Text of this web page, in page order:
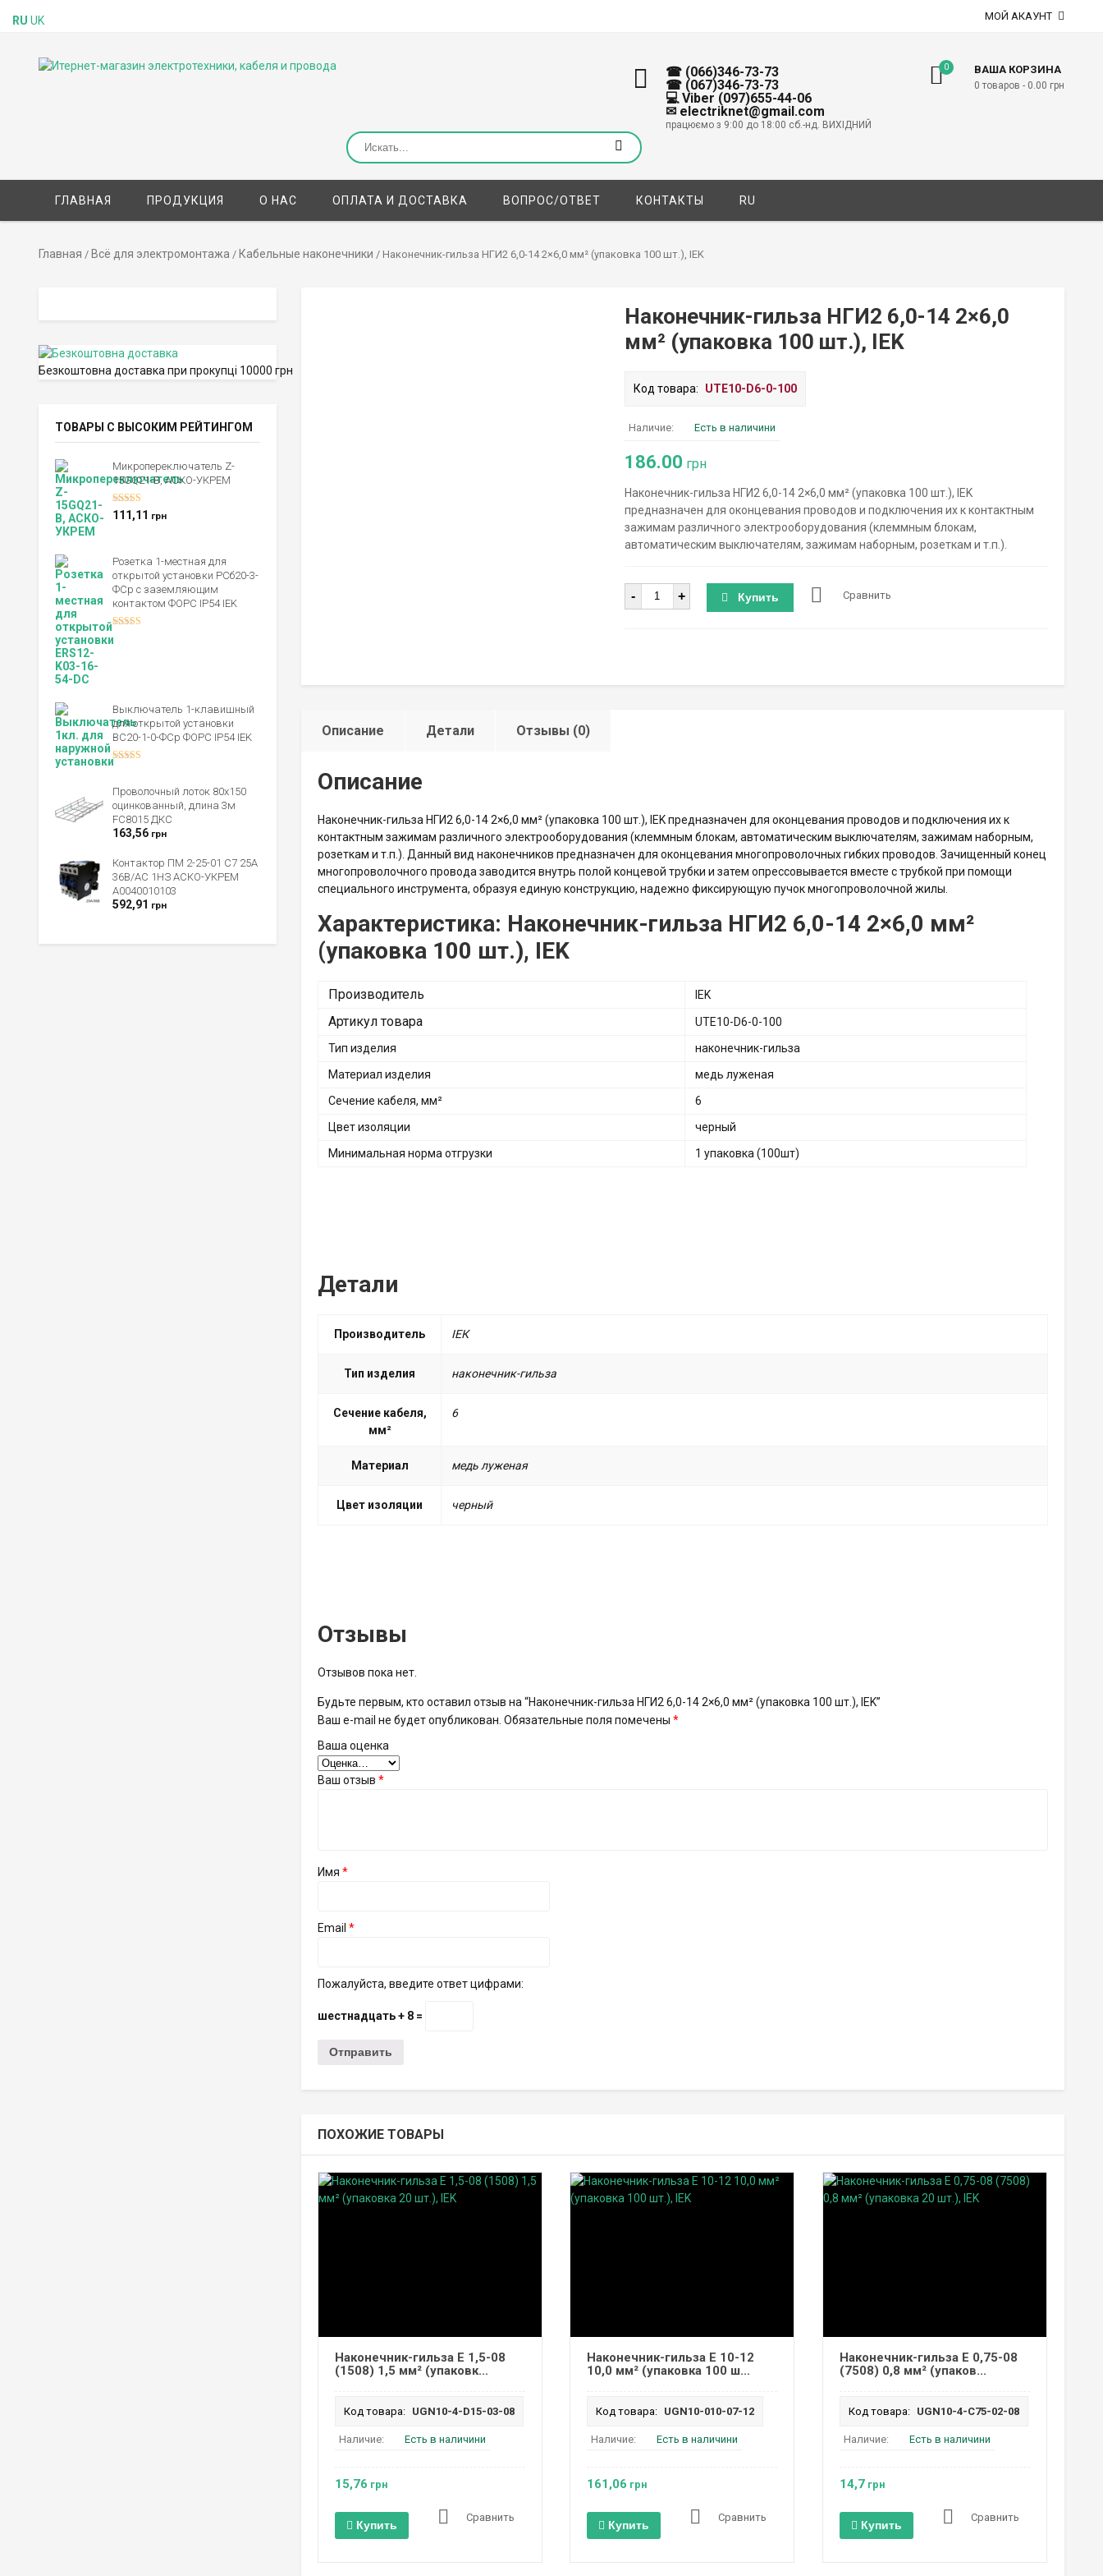
МОЙ АКАУНТ
0 ВАША КОРЗИНА
0 товаров - 0.00 грн
☎ (066)346-73-73
☎ (067)346-73-73
💻 Viber (097)655-44-06
✉ electriknet@gmail.com
працюємо з 9:00 до 18:00 сб.-нд. ВИХІДНИЙ
ГЛАВНАЯ ПРОДУКЦИЯ О НАС ОПЛАТА И ДОСТАВКА ВОПРОС/ОТВЕТ КОНТАКТЫ RU
Главная / Всё для электромонтажа / Кабельные наконечники / Наконечник-гильза НГИ2 6,0-14 2×6,0 мм² (упаковка 100 шт.), IEK
Наконечник-гильза НГИ2 6,0-14 2×6,0
мм² (упаковка 100 шт.), IEK
Код товара: UTE10-D6-0-100
Наличие: Есть в наличини
186.00 грн
Наконечник-гильза НГИ2 6,0-14 2×6,0 мм² (упаковка 100 шт.), IEK
предназначен для оконцевания проводов и подключения их к контактным
зажимам различного электрооборудования (клеммным блокам,
автоматическим выключателям, зажимам наборным, розеткам и т.п.).
Количество
- + Купить Сравнить
Описание Детали Отзывы (0)
Описание
Наконечник-гильза НГИ2 6,0-14 2×6,0 мм² (упаковка 100 шт.), IEK предназначен для оконцевания проводов и подключения их к
контактным зажимам различного электрооборудования (клеммным блокам, автоматическим выключателям, зажимам наборным,
розеткам и т.п.). Данный вид наконечников предназначен для оконцевания многопроволочных гибких проводов. Зачищенный конец
многопроволочного провода заводится внутрь полой концевой трубки и затем опрессовывается вместе с трубкой при помощи
специального инструмента, образуя единую конструкцию, надежно фиксирующую пучок многопроволочной жилы.
Характеристика: Наконечник-гильза НГИ2 6,0-14 2×6,0 мм²
(упаковка 100 шт.), IEK
Производитель IEK
Артикул товара
UTE10-D6-0-100
Тип изделия
наконечник-гильза
Материал изделия
медь луженая
Сечение кабеля, мм²
6
Цвет изоляции
черный
Минимальная норма отгрузки
1 упаковка (100шт)
Детали
Производитель ІЕК
Тип изделия наконечник-гильза
Сечение кабеля,
мм²
6
Материал медь луженая
Цвет изоляции черный
Отзывы
Отзывов пока нет.
Будьте первым, кто оставил отзыв на “Наконечник-гильза НГИ2 6,0-14 2×6,0 мм² (упаковка 100 шт.), IEK”
Ваш e-mail не будет опубликован. Обязательные поля помечены *
Ваша оценка
Ваш отзыв *
Имя *
Email *
Пожалуйста, введите ответ цифрами:
шестнадцать + 8 =
ПОХОЖИЕ ТОВАРЫ
Наконечник-гильза Е 1,5-08
(1508) 1,5 мм² (упаковк...
Код товара: UGN10-4-D15-03-08
Наличие: Есть в наличини
15,76 грн
Купить
Сравнить
Наконечник-гильза Е 10-12
10,0 мм² (упаковка 100 ш...
Код товара: UGN10-010-07-12
Наличие: Есть в наличини
161,06 грн
Купить
Сравнить
Наконечник-гильза Е 0,75-08
(7508) 0,8 мм² (упаков...
Код товара: UGN10-4-C75-02-08
Наличие: Есть в наличини
14,7грн
Купить
Сравнить
Безкоштовна доставка при прокупці 10000 грн
ТОВАРЫ С ВЫСОКИМ РЕЙТИНГОМ
Микропереключатель Z-
15GQ21-B, АСКО-УКРЕМ
Оценка5.00
из 5
111,11 грн
Розетка 1-местная для
открытой установки РСб20-3-
ФСр с заземляющим
контактом ФОРС IP54 IEK
Оценка
4.00
Выключатель 1-клавишный
для открытой установки
ВС20-1-0-ФСр ФОРС IP54 IEK
Проволочный лоток 80х150
оцинкованный, длина 3м
FC8015 ДКС
163,56 грн
Контактор ПМ 2-25-01 C7 25А
36B/AC 1НЗ АСКО-УКРЕМ
A0040010103
592,91 грн
RU UK